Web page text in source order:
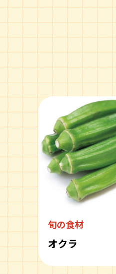
旬の食材
オクラ